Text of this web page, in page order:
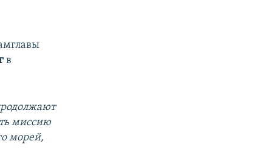
в
миссию
морей,